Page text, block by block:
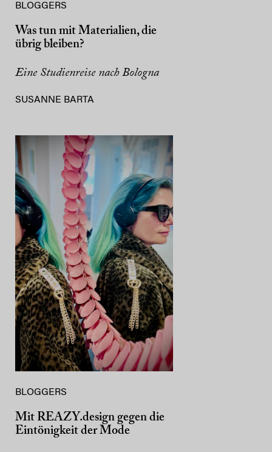
BLOGGERS
Was tun mit Materialien, die
übrig bleiben?
Eine Studienreise nach Bologna
SUSANNE BARTA
BLOGGERS
Mit REAZY.design gegen die
Eintönigkeit der Mode